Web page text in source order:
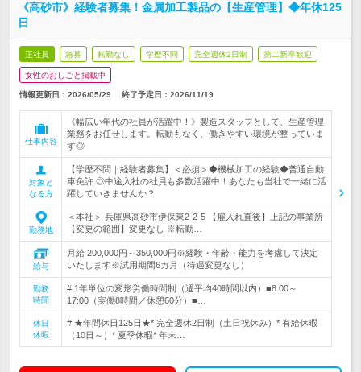
《高砂市》経験者募集！金属加工製品の【生産管理】◆年休125
日
正社員 急募 転勤なし 学歴不問 完全週休2日制 第二新卒歓迎
女性のおしごと掲載中
情報更新日：2026/05/29 終了予定日： 2026/11/19
仕事内容
《幅広い年代の社員が活躍中！》製造スタッフとして、生産管理
業務をお任せします。転勤もなく、働きやすい環境が整っていま
す◎
対象と
なる方
【学歴不問｜経験者募集】＜必須＞◆機械加工の経験◆普通自動
車免許 ◎中途入社の社員も多数活躍中！あなたも当社で一緒に活
躍していきませんか？
勤務地
＜本社＞ 兵庫県高砂市伊保東2-2-5 【雇入れ直後】上記の事業所
【変更の範囲】変更なし ※転勤…
給与
月給 200,000円～350,000円※経験・年齢・能力を考慮して決定
いたします※試用期間6カ月（待遇変更なし）
勤務
時間
# 1年単位の変形労働時間制（週平均40時間以内）■8:00～
17:00（実働8時間／休憩60分）■…
休日
休暇
# ★年間休日125日★* 完全週休2日制（土日祝休み）* 有給休暇
（10日～）* 夏季休暇* 年末…